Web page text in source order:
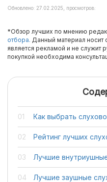
Обновлено: 27.02.2025, просмотров:
*Обзор лучших по мнению
отбора. Данный материал носит
является рекламой и не служит
покупкой необходима
Как выбрать
Рейтинг лучших
Лучшие
Лучшие заушные